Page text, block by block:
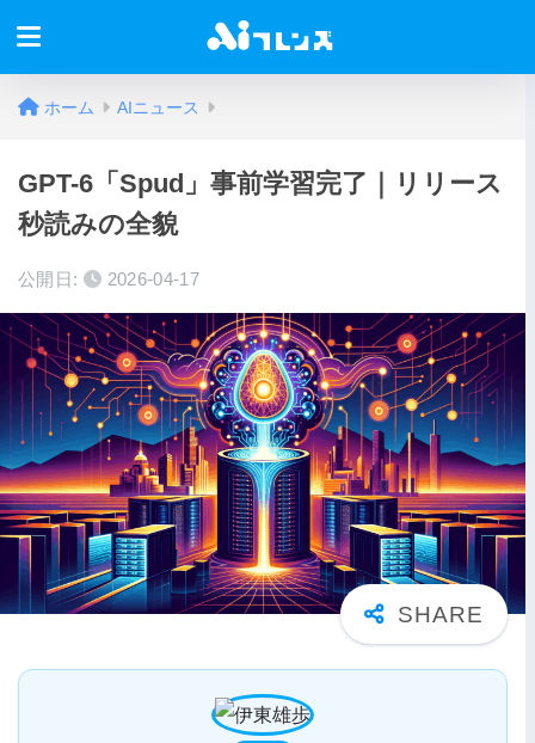
ホーム AIニュース
GPT-6「Spud」事前学習完了｜リリース
秒読みの全貌
公開日: 2026-04-17